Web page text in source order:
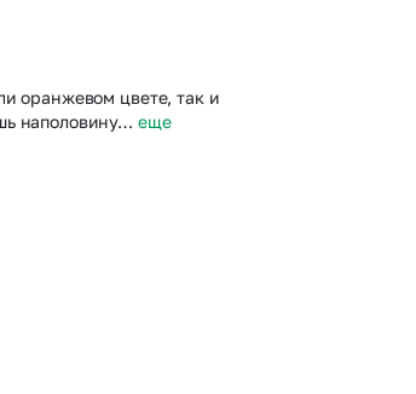
оранжевом цвете, так и
наполовину… еще